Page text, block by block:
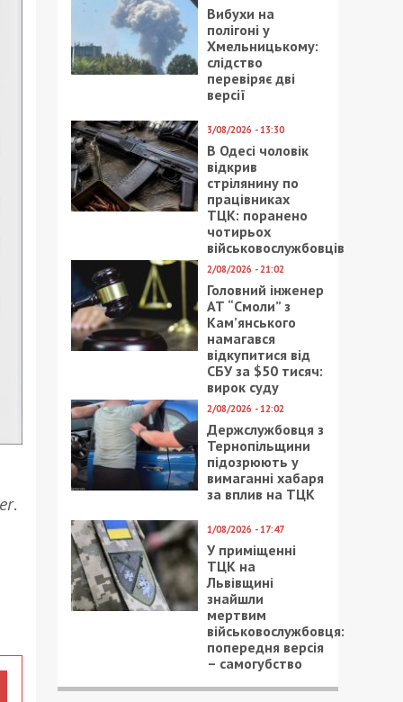
.
Вибухи на
полігоні у
Хмельницькому:
слідство
перевіряє дві
версії
3/08/2026 - 13:30
В Одесі чоловік
відкрив
стрілянину по
працівниках
ТЦК: поранено
чотирьох
військовослужбовців
2/08/2026 - 21:02
Головний інженер
АТ “Смоли” з
Кам’янського
намагався
відкупитися від
СБУ за $50 тисяч:
вирок суду
2/08/2026 - 12:02
Держслужбовця з
Тернопільщини
підозрюють у
вимаганні хабаря
за вплив на ТЦК
1/08/2026 - 17:47
У приміщенні
ТЦК на
Львівщині
знайшли
мертвим
військовослужбовця:
попередня версія
– самогубство